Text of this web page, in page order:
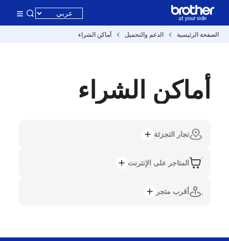
الصفحة الرئيسية الدعم والتحميل أماكن الشراء
أماكن الشراء
تجار التجزئة
المتاجر على الإنترنت
أقرب متجر